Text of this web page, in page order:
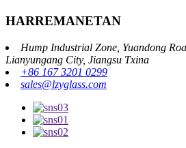
HARREMANETAN
Hump ​​Industrial Zone, Yuandong
Lianyungang City, Jiangsu Txina
+86 167 3201 0299
sales@lzyglass.com